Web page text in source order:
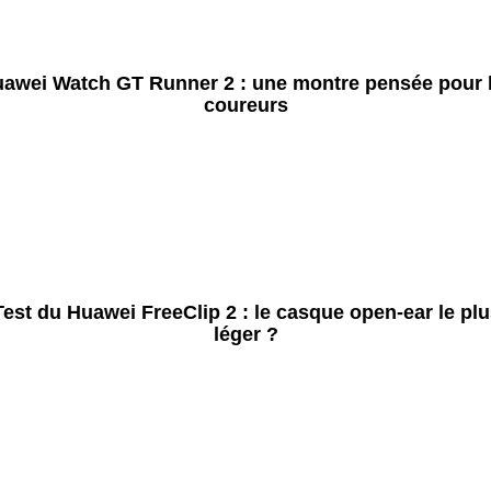
Watch GT Runner 2 : une montre pensée pour
coureurs
du Huawei FreeClip 2 : le casque open-ear le
léger ?